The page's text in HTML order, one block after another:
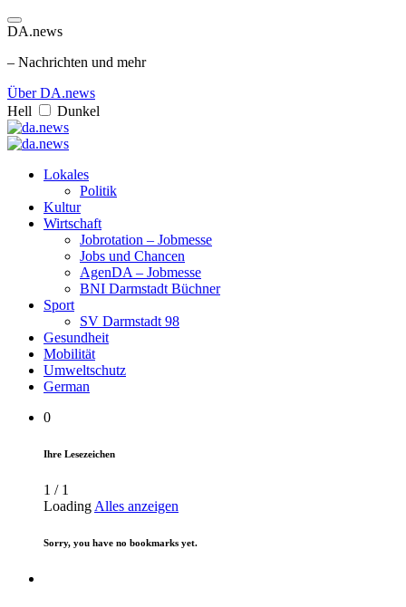
DA.news
– Nachrichten und mehr
Über DA.news
Hell
Dunkel
Lokales
Politik
Kultur
Wirtschaft
Jobrotation – Jobmesse
Jobs und Chancen
AgenDA – Jobmesse
BNI Darmstadt Büchner
Sport
SV Darmstadt 98
Gesundheit
Mobilität
Umweltschutz
German
0
Ihre Lesezeichen
1 / 1
Loading Alles anzeigen
Sorry, you have no bookmarks yet.